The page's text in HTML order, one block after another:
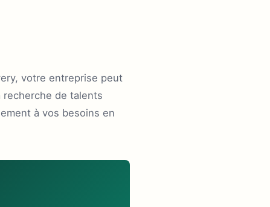
votre entreprise peut
de talents
à vos besoins en